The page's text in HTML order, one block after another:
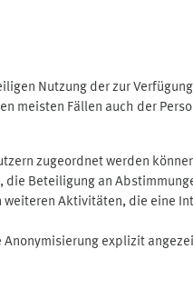
Nutzung der zur
meisten Fällen auch der
zugeordnet werden
Beteiligung an
Aktivitäten, die eine
explizit